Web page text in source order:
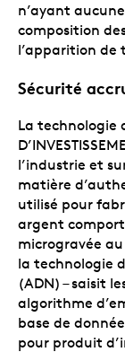
n’ayant
composition
l’apparition de
Sécurité
La technologie
l’industrie et
matière
utilisé pour
argent
microgravée au
la technologie
(ADN) – saisit
algorithme
base de
pour produit